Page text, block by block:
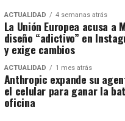
ACTUALIDAD 4 semanas atrás
La Unión Europea acusa a
diseño “adictivo” en
y exige cambios
ACTUALIDAD 1 mes atrás
Anthropic expande su
el celular para ganar la
oficina